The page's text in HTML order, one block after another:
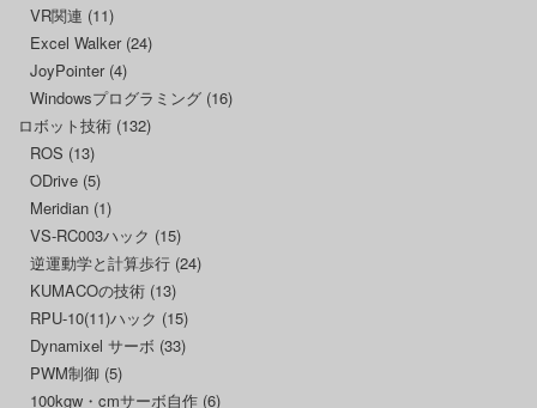
VR関連 (11)
Excel Walker(24)
JoyPointer(4)
Windowsプログラミング (16)
ロボット技術 (132)
ROS (13)
ODrive (5)
Meridian (1)
VS-RC003ハック (15)
逆運動学と計算歩行 (24)
KUMACOの技術 (13)
RPU-10(11)ハック (15)
Dynamixel サーボ (33)
PWM制御 (5)
100kgw・cmサーボ自作 (6)